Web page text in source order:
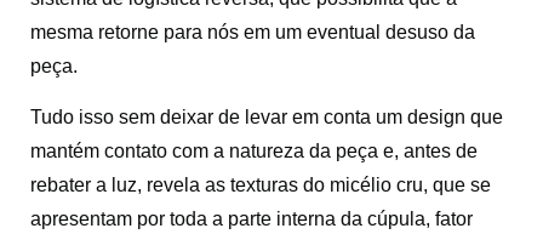
mesma retorne para nós em um eventual desuso da
peça.
Tudo isso sem deixar de levar em conta um design que
mantém contato com a natureza da peça e, antes de
rebater a luz, revela as texturas do micélio cru, que se
apresentam por toda a parte interna da cúpula, fator